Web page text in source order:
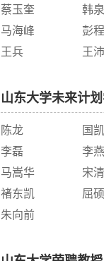
蔡玉奎 韩
马海峰
彭程
王兵
王
山东大学未来计
陈龙 国凯
李磊
李
马嵩华
宋
褚东凯
屈
朱向前